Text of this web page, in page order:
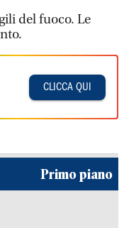
del fuoco. Le
CLICCA QUI
Primo piano